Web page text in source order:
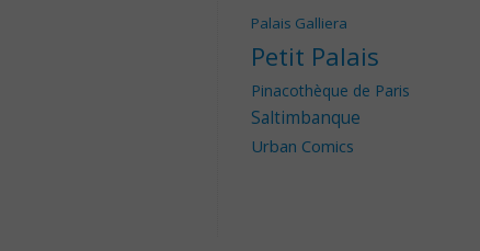
Palais Galliera
Petit Palais
Pinacothèque de Paris
Saltimbanque
Urban Comics